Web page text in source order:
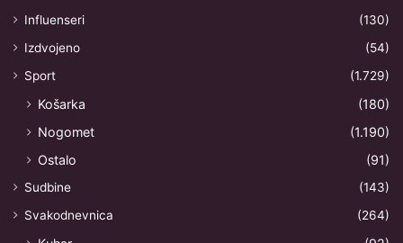
Influenseri
(130)
Izdvojeno
(54)
Sport
(1.729)
Košarka
(180)
Nogomet
(1.190)
Ostalo
(91)
Sudbine
(143)
Svakodnevnica
(264)